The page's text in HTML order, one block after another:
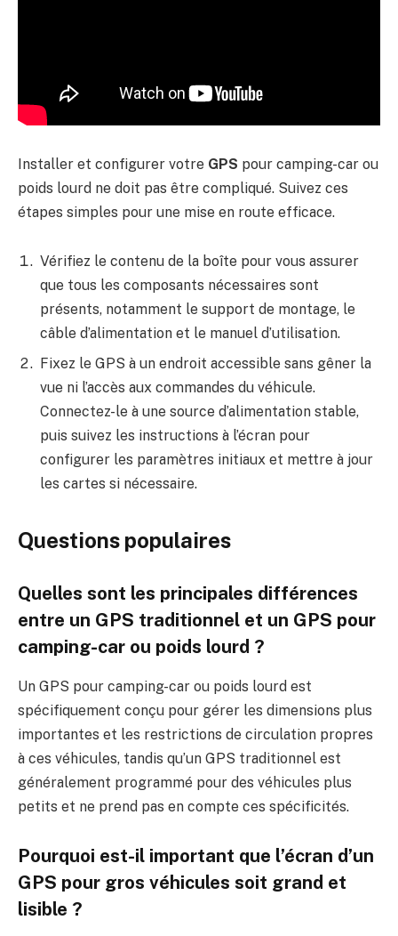
Installer et configurer votre GPS pour camping-car ou
poids lourd ne doit pas être compliqué. Suivez ces
étapes simples pour une mise en route efficace.
Vérifiez le contenu de la boîte pour vous assurer
que tous les composants nécessaires sont
présents, notamment le support de montage, le
câble d’alimentation et le manuel d’utilisation.
Fixez le GPS à un endroit accessible sans gêner la
vue ni l’accès aux commandes du véhicule.
Connectez-le à une source d’alimentation stable,
puis suivez les instructions à l’écran pour
configurer les paramètres initiaux et mettre à jour
les cartes si nécessaire.
Questions populaires
Quelles sont les principales différences
entre un GPS traditionnel et un GPS pour
camping-car ou poids lourd ?
Un GPS pour camping-car ou poids lourd est
spécifiquement conçu pour gérer les dimensions plus
importantes et les restrictions de circulation propres
à ces véhicules, tandis qu’un GPS traditionnel est
généralement programmé pour des véhicules plus
petits et ne prend pas en compte ces spécificités.
Pourquoi est-il important que l’écran d’un
GPS pour gros véhicules soit grand et
lisible ?